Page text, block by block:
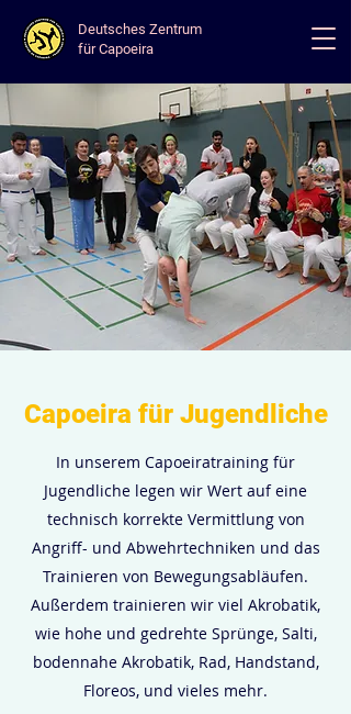
Deutsches Zentrum
für Capoeira
Capoeira für Jugendliche
In unserem Capoeiratraining für
Jugendliche legen wir Wert auf eine
technisch korrekte Vermittlung von
Angriff- und Abwehrtechniken und das
Trainieren von Bewegungsabläufen.
Außerdem trainieren wir viel Akrobatik,
wie hohe und gedrehte Sprünge, Salti,
bodennahe Akrobatik, Rad, Handstand,
Floreos, und vieles mehr.